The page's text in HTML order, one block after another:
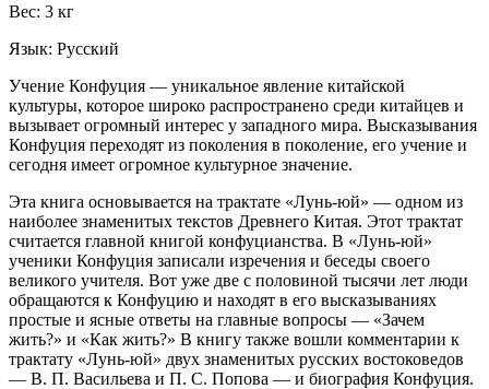
Вес: 3 кг
Язык: Русский
Учение Конфуция — уникальное явление китайской
культуры, которое широко распространено среди китайцев и
вызывает огромный интерес у западного мира. Высказывания
Конфуция переходят из поколения в поколение, его учение и
сегодня имеет огромное культурное значение.
Эта книга основывается на трактате «Лунь-юй» — одном из
наиболее знаменитых текстов Древнего Китая. Этот трактат
считается главной книгой конфуцианства. В «Лунь-юй»
ученики Конфуция записали изречения и беседы своего
великого учителя. Вот уже две с половиной тысячи лет люди
обращаются к Конфуцию и находят в его высказываниях
простые и ясные ответы на главные вопросы — «Зачем
жить?» и «Как жить?» В книгу также вошли комментарии к
трактату «Лунь-юй» двух знаменитых русских востоковедов
— В. П. Васильева и П. С. Попова — и биография Конфуция.